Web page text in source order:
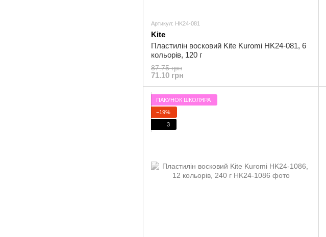
Артикул: HK24-081
Kite
Пластилін восковий Kite Kuromi HK24-081, 6
кольорів, 120 г
87.75 грн
71.10 грн
ПАКУНОК ШКОЛЯРА
−19%
3